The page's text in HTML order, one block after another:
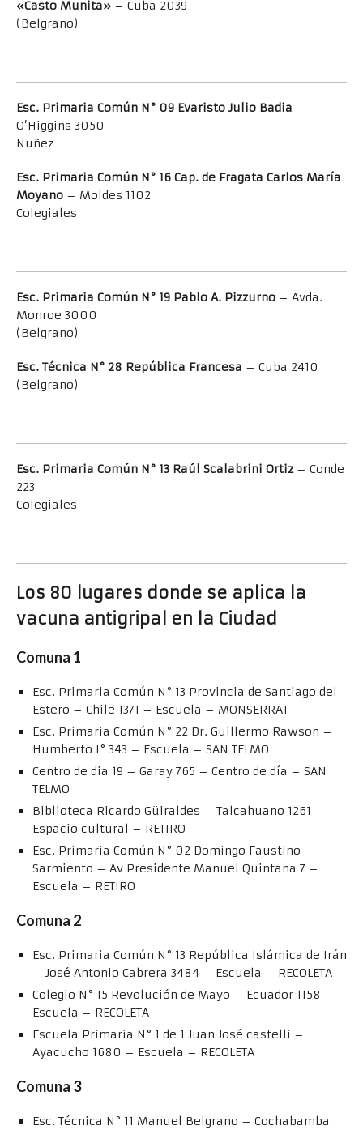
«Casto Munita» – Cuba 2039
(Belgrano)
Esc. Primaria Común N° 09 Evaristo Julio Badia –
O’Higgins 3050
Nuñez
Esc. Primaria Común N° 16 Cap. de Fragata Carlos María
Moyano – Moldes 1102
Colegiales
Esc. Primaria Común N° 19 Pablo A. Pizzurno – Avda.
Monroe 3000
(Belgrano)
Esc. Técnica N° 28 República Francesa – Cuba 2410
(Belgrano)
Esc. Primaria Común N° 13 Raúl Scalabrini Ortiz– Conde
223
Colegiales
Los 80 lugares donde se aplica la
vacuna antigripal en la Ciudad
Comuna 1
Esc. Primaria Común N° 13 Provincia de Santiago del
Estero – Chile 1371 – Escuela – MONSERRAT
Esc. Primaria Común N° 22 Dr. Guillermo Rawson –
Humberto I° 343 – Escuela – SAN TELMO
Centro de dia 19 – Garay 765 – Centro de día – SAN
TELMO
Biblioteca Ricardo Güiraldes – Talcahuano 1261 –
Espacio cultural – RETIRO
Esc. Primaria Común N° 02 Domingo Faustino
Sarmiento – Av Presidente Manuel Quintana 7 –
Escuela – RETIRO
Comuna 2
Esc. Primaria Común N° 13 República Islámica de Irán
– José Antonio Cabrera 3484 – Escuela – RECOLETA
Colegio N° 15 Revolución de Mayo – Ecuador 1158 –
Escuela – RECOLETA
Escuela Primaria N° 1 de 1 Juan José castelli –
Ayacucho 1680 – Escuela – RECOLETA
Comuna 3
Esc. Técnica N° 11 Manuel Belgrano – Cochabamba